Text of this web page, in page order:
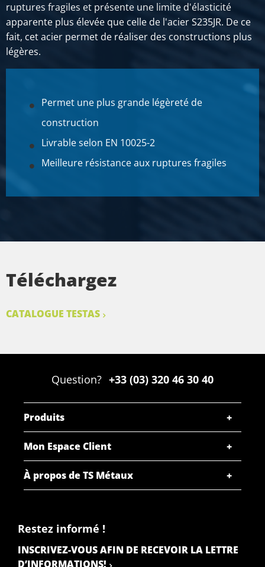
ruptures fragiles et présente une limite d'élasticité
apparente plus élevée que celle de l'acier S235JR. De ce
fait, cet acier permet de réaliser des constructions plus
légères.
Permet une plus grande légèreté de
construction
Livrable selon EN 10025-2
Meilleure résistance aux ruptures fragiles
Téléchargez
CATALOGUE TESTAS
Question? +33 (03) 320 46 30 40
Produits
Mon Espace Client
À propos de TS Métaux
Restez informé !
INSCRIVEZ-VOUS AFIN DE RECEVOIR LA LETTRE
D’INFORMATIONS!